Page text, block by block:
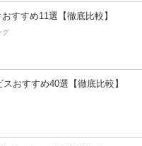
すすめ11選【徹底比較】
グ
おすすめ40選【徹底比較】